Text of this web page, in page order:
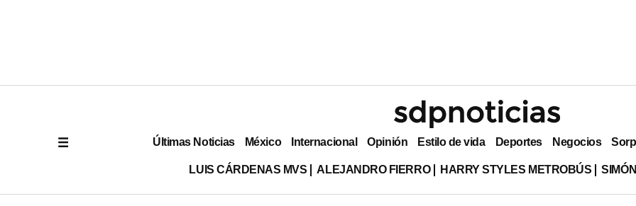
Últimas Noticias México Internacional Opinión Estilo de vida Deportes Negocios
LUIS CÁRDENAS MVS ALEJANDRO FIERRO HARRY STYLES METROBÚS